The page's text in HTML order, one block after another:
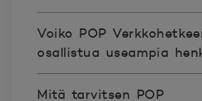
Voiko POP
osallistua useampia
Mitä tarvitsen POP